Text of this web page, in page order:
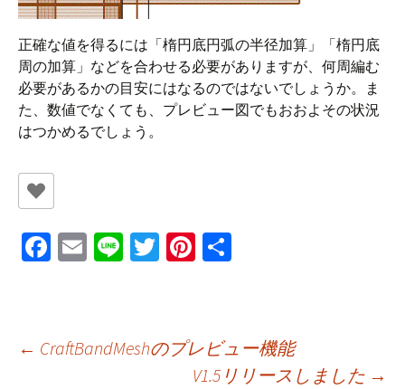
正確な値を得るには「楕円底円弧の半径加算」「楕円底
周の加算」などを合わせる必要がありますが、何周編む
必要があるかの目安にはなるのではないでしょうか。ま
た、数値でなくても、プレビュー図でもおおよその状況
はつかめるでしょう。
Fa
o
E
Li T
er
Pi
es
t
投
← CraftBandMeshのプレビュー機能
V1.5リリースしました →